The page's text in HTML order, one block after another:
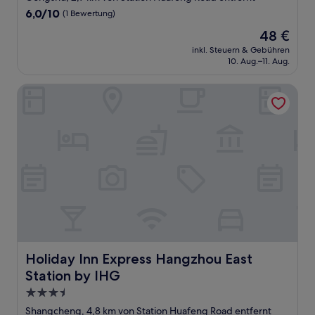
Unterkunft
6.0
6,0/10 (1 Bewertung)
Der
Preis
beträgt
48 €
inkl. Steuern & Gebühren
10. Aug.–11. Aug.
Holiday Inn Express Hangzhou East
Station by IHG
Holiday Inn Express Hangzhou East Station by IHG
3.5-
Sterne-
Shangcheng, 4,8 km von Station Huafeng Road entfernt